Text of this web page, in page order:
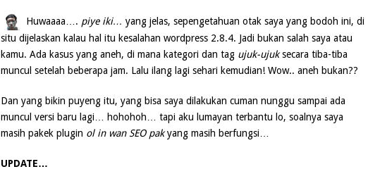
Huwaaaa…. piye iki… yang jelas, sepengetahuan otak saya yang bodoh ini, di
situ dijelaskan kalau hal itu kesalahan wordpress 2.8.4. Jadi bukan salah saya atau
kamu. Ada kasus yang aneh, di mana kategori dan tag ujuk-ujuksecara tiba-tiba
muncul setelah beberapa jam. Lalu ilang lagi sehari kemudian! Wow.. aneh bukan??
Dan yang bikin puyeng itu, yang bisa saya dilakukan cuman nunggu sampai ada
muncul versi baru lagi… hohohoh… tapi aku lumayan terbantu lo, soalnya saya
masih pakek plugin ol in wan SEO pakyang masih berfungsi…
UPDATE…